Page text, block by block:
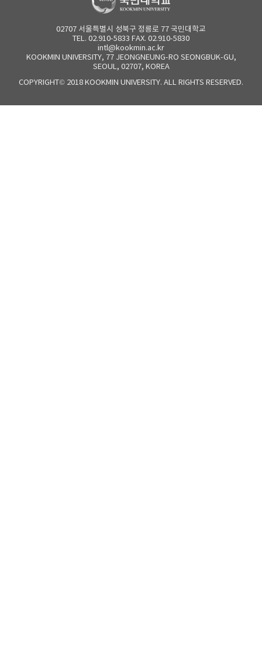
02707 서울특별시 성북구 정릉로 77 국민대학교
TEL. 02.910-5833 FAX. 02.910-5830
intl@kookmin.ac.kr
KOOKMIN UNIVERSITY, 77 JEONGNEUNG-RO SEONGBUK-GU,
SEOUL, 02707, KOREA
COPYRIGHT© 2018 KOOKMIN UNIVERSITY. ALL RIGHTS RESERVED.